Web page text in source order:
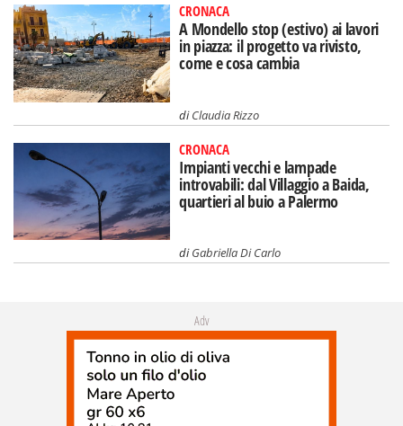
CRONACA
A Mondello stop (estivo) ai lavori
in piazza: il progetto va rivisto,
come e cosa cambia
diClaudia Rizzo
CRONACA
Impianti vecchi e lampade
introvabili: dal Villaggio a Baida,
quartieri al buio a Palermo
diGabriella Di Carlo
Adv